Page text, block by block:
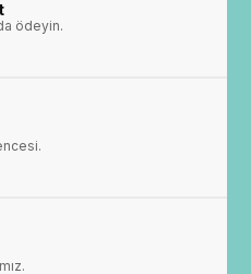
ödeyin.